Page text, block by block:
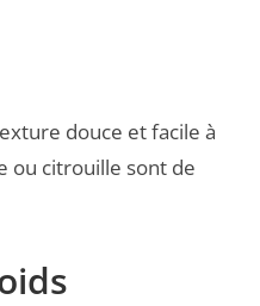
douce et facile à
ou citrouille sont de